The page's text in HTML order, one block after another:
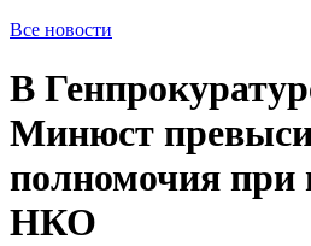
Все новости
В
Минюст
полномочия при
НКО